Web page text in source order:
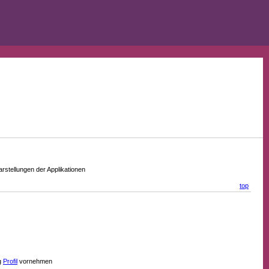
der Applikationen
top
Profil vornehmen